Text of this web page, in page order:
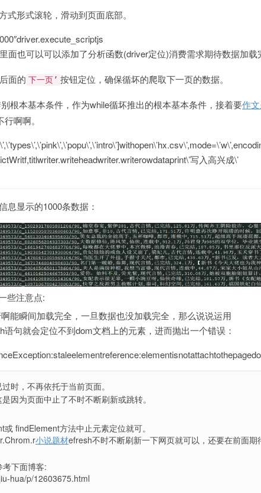
式形式滚轮，滑动到页面底部。
面也可以可以添加了分析函数(driver定位)消费需求期待数据加载
面的 下一页’ 按钮定位，确保循坏的爬取下一页的数据。
根本基本条件，作为while循坏推出的根本基本条件，接着要作
啊啊。
写入高兴成\’
息显示的1000条数据：
些注意点:
能瞬间加载完全，一旦数据也没加载完全，那么说说运用
句就会定位不到dom文档上的元素，进而抛出一个错误：
时，不再依托于当前页面。
因为页面中止了不时不断刷新或跳转。
findElement方法中止元素定位就可。
小说题材efresh不时不断刷新一下网页就可以，还要在前面期
下面博客:
hua/p/12603675.html